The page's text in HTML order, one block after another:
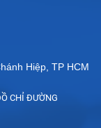
Hiệp, TP HCM
CHỈ ĐƯỜNG